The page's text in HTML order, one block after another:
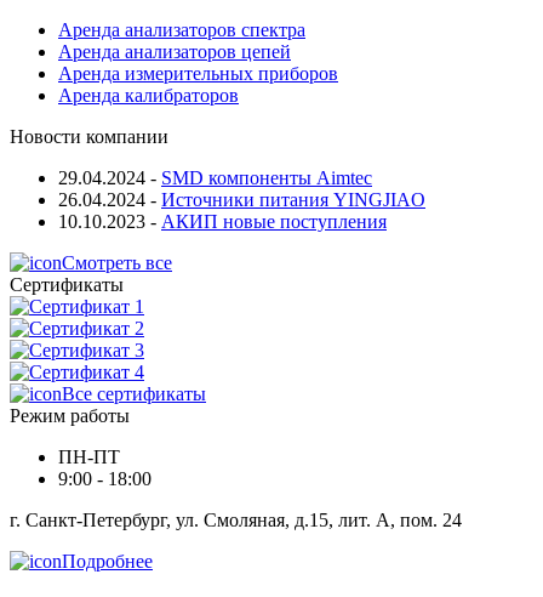
Аренда анализаторов спектра
Аренда анализаторов цепей
Аренда измерительных приборов
Аренда калибраторов
Новости компании
29.04.2024 - SMD компоненты Aimtec
26.04.2024 - Источники питания YINGJIAO
10.10.2023 - АКИП новые поступления
Смотреть все
Сертификаты
Все сертификаты
Режим работы
ПН-ПТ
9:00 - 18:00
г. Санкт-Петербург, ул. Смоляная, д.15, лит. А, пом. 24
Подробнее